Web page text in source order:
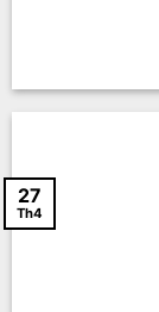
27
Th4